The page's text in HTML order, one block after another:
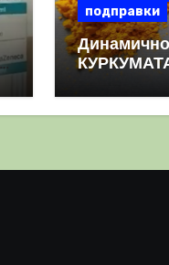
подправки